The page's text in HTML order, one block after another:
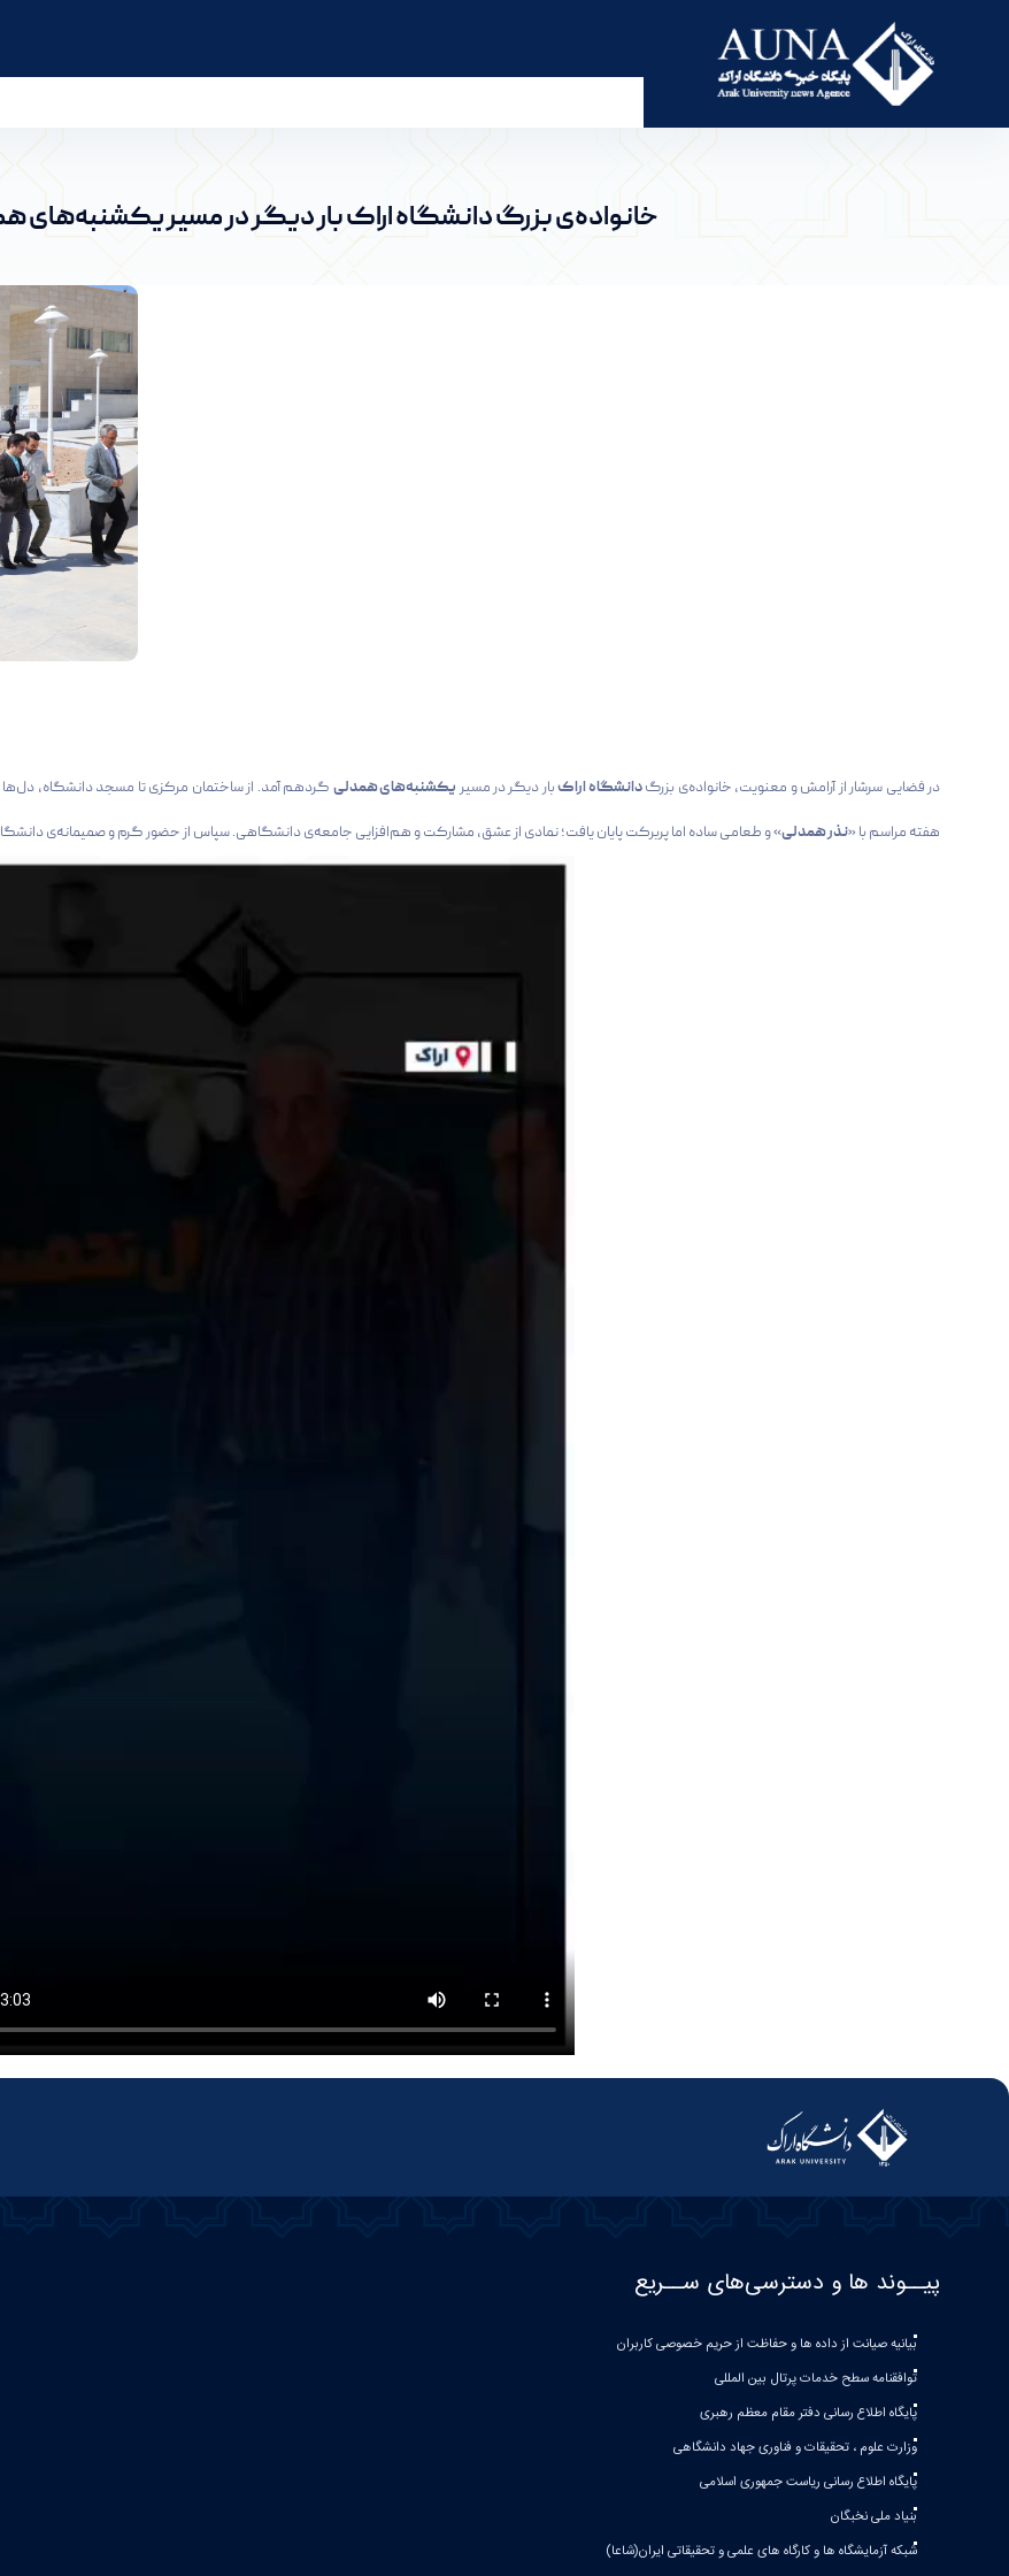
خانواده‌ی بزرگ دانشگاه اراک بار دیگر در مسیر یکشنبه‌های همدلی گردهم آمد. - پرتال خبری
خانواده‌ی بزرگ دانشگاه اراک بار دیگر در مسیر یکشنبه‌های
در فضایی سرشار از آرامش و معنویت، خانواده‌ی بزرگدانشگاه اراکبار دیگر در مسیر یکشنبه‌های همدلی گردهم آمد. از ساختمان مرکزی تا مسجد دانشگاه،
هفته مراسم با «نذر همدلی» و طعامی ساده اما پربرکت پایان یافت؛ نمادی از عشق، مشارکت و هم‌افزایی جامعه‌ی دانشگاهی. سپاس از حضور گرم و صمیمانه‌ی
پیــوند ها و دسترسی‌های ســریع
بیانیه صيانت از داده ها و حفاظت از حريم خصوصی كاربران
توافقنامه سطح خدمات پرتال بین المللی
پایگاه اطلاع رسانی دفتر مقام معظم رهبری
وزارت علوم ، تحقیقات و فناوری جهاد دانشگاهی
پایگاه اطلاع رسانی ریاست جمهوری اسلامی
بنیاد ملی نخبگان
شبکه آزمایشگاه ها و کارگاه های علمی و تحقیقاتی ایران(شاعا)